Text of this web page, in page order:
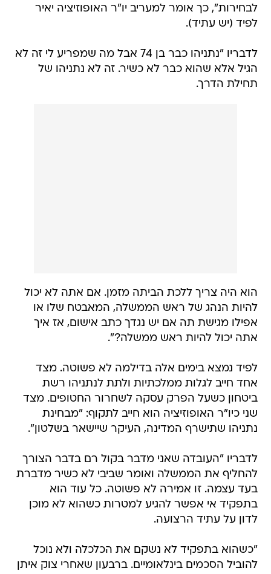
לבחירות", כך אומר למעריב יו"ר האופוזיציה יאיר
לפיד (יש עתיד).
לדבריו "נתניהו כבר בן 74 אבל מה שמפריע לי זה לא
הגיל אלא שהוא כבר לא כשיר. זה לא נתניהו של
תחילת הדרך.
הוא היה צריך ללכת הביתה מזמן. אם אתה לא יכול
להיות הנהג של ראש הממשלה, המאבטח שלו או
אפילו מגישת תה אם יש נגדך כתב אישום, אז איך
אתה יכול להיות ראש ממשלה?".
לפיד נמצא בימים אלה בדילמה לא פשוטה. מצד
אחד חייב לגלות ממלכתיות ולתת לנתניהו רשת
ביטחון כשעל הפרק עסקה לשחרור החטופים. מצד
שני כיו"ר האופוזיציה הוא חייב לתקוף: "מבחינת
נתניהו שתישרף המדינה, העיקר שיישאר בשלטון".
לדבריו "העובדה שאני מדבר בקול רם בדבר הצורך
להחליף את הממשלה ואומר שביבי לא כשיר מדברת
בעד עצמה. זו אמירה לא פשוטה. כל עוד הוא
בתפקיד אי אפשר להגיע למטרות כשהוא לא מוכן
לדון על עתיד הרצועה.
"כשהוא בתפקיד לא נשקם את הכלכלה ולא נוכל
להוביל הסכמים בינלאומיים. ברבעון שאחרי צוק איתן